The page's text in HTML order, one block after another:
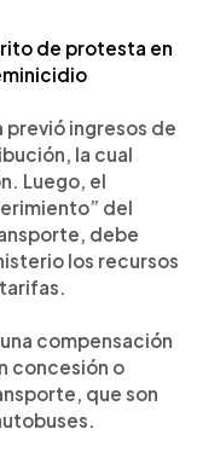
de protesta en
previó ingresos de
la cual
Luego, el
del
debe
los recursos
compensación
concesión o
que son